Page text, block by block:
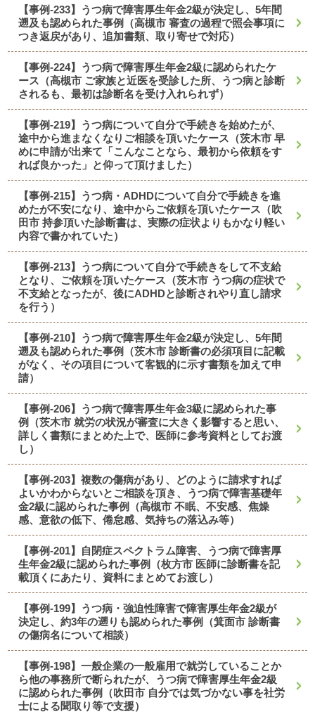
【事例-233】うつ病で障害厚生年金2級が決定し、5年間
遡及も認められた事例（高槻市 審査の過程で照会事項に
つき返戻があり、追加書類、取り寄せで対応）
【事例-224】うつ病で障害厚生年金2級に認められたケ
ース（高槻市 ご家族と近医を受診した所、うつ病と診断
されるも、最初は診断名を受け入れられず）
【事例-219】うつ病について自分で手続きを始めたが、
途中から進まなくなりご相談を頂いたケース（茨木市 早
めに申請が出来て「こんなことなら、最初から依頼をす
れば良かった」と仰って頂けました）
【事例-215】うつ病・ADHDについて自分で手続きを進
めたが不安になり、途中からご依頼を頂いたケース（吹
田市 持参頂いた診断書は、実際の症状よりもかなり軽い
内容で書かれていた）
【事例-213】うつ病について自分で手続きをして不支給
となり、ご依頼を頂いたケース（茨木市 うつ病の症状で
不支給となったが、後にADHDと診断されやり直し請求
を行う）
【事例-210】うつ病で障害厚生年金2級が決定し、5年間
遡及も認められた事例（茨木市 診断書の必須項目に記載
がなく、その項目について客観的に示す書類を加えて申
請）
【事例-206】うつ病で障害厚生年金3級に認められた事
例（茨木市 就労の状況が審査に大きく影響すると思い、
詳しく書類にまとめた上で、医師に参考資料としてお渡
し）
【事例-203】複数の傷病があり、どのように請求すれば
よいかわからないとご相談を頂き、うつ病で障害基礎年
金2級に認められた事例（高槻市 不眠、不安感、焦燥
感、意欲の低下、倦怠感、気持ちの落込み等）
【事例-201】自閉症スペクトラム障害、うつ病で障害厚
生年金2級に認められた事例（枚方市 医師に診断書を記
載頂くにあたり、資料にまとめてお渡し）
【事例-199】うつ病・強迫性障害で障害厚生年金2級が
決定し、約3年の遡りも認められた事例（箕面市 診断書
の傷病名について相談）
【事例-198】一般企業の一般雇用で就労していることか
ら他の事務所で断られたが、うつ病で障害厚生年金2級
に認められた事例（吹田市 自分では気づかない事を社労
士による聞取り等で支援）